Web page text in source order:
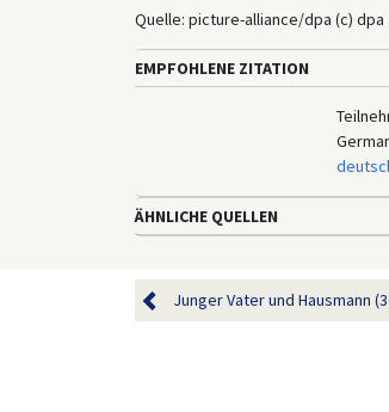
Quelle: picture-alliance/dpa (c) dpa
EMPFOHLENE ZITATION
ÄHNLICHE QUELLEN
Junger Vater und Hausmann